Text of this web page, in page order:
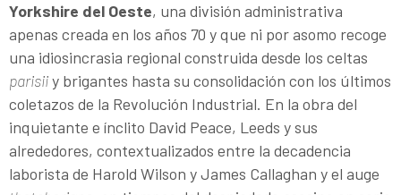
Yorkshire del Oeste, una división administrativa
apenas creada en los años 70 y que ni por asomo recoge
una idiosincrasia regional construida desde los celtas
parisiiy brigantes hasta su consolidación con los últimos
coletazos de la Revolución Industrial. En la obra del
inquietante e ínclito David Peace, Leeds y sus
alrededores, contextualizados entre la decadencia
laborista de Harold Wilson y James Callaghan y el auge